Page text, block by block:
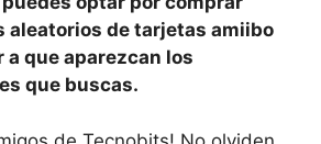
aleatorios de tarjetas ‍amiibo
a que aparezcan‍ los⁢
que buscas.